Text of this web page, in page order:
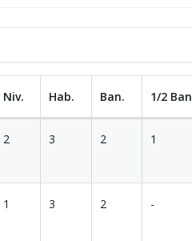
Niv. Hab. Ban. 1/2
2 3 2 1
1 3 2 -